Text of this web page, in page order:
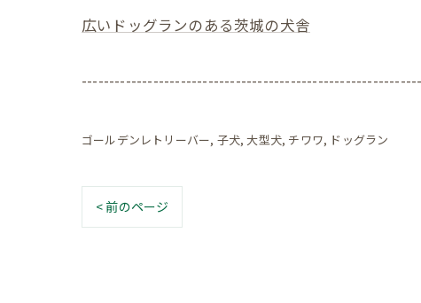
広いドッグランのある茨城の犬舎
ゴールデンレトリーバー 子犬 大型犬 チワワ ドッグラン
< 前のページ